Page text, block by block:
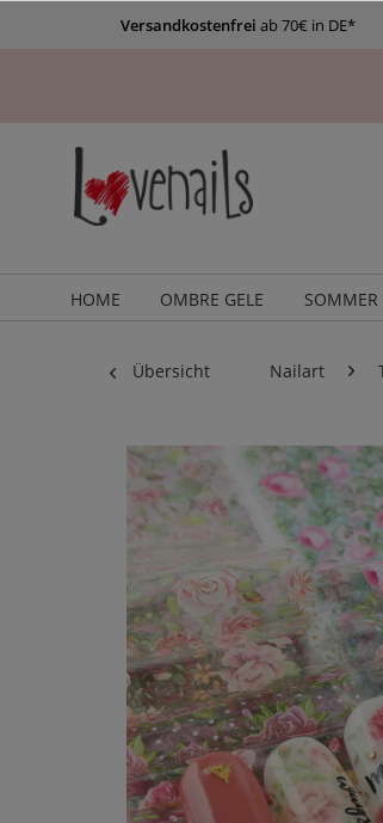
Versandkostenfrei ab 70€ in DE*
HOME OMBRE GELE SOMMER
Übersicht Nailart